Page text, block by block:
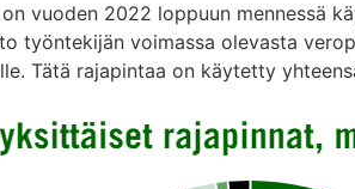
vuoden 2022 loppuun mennessä
työntekijän voimassa olevasta
Tätä rajapintaa on käytetty